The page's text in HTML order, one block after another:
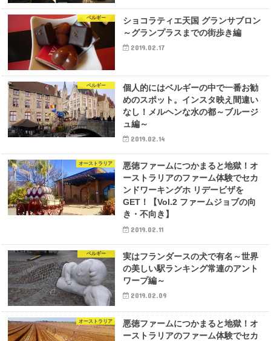
ベルギー
ショコラティエ天国 グランサブロン
～グランプラスまでの街歩き編
2019.02.17
ベルギー
個人的にはベルギーの中で一番お勧
めのスポット。インスタ映え間違い
なし！メルヘンな水の都～ブルージ
ュ編～
2019.02.14
オーストラリア
悪徳ファームにつかまると地獄！オ
ーストラリアのファーム体験でセカ
ンドワーキングホ リデービザを
GET！【Vol.2 ファームジョブの向
き・不向き】
2019.02.11
ベルギー
実はフランダースの犬で有名～世界
の美しい駅ランキング常連のアント
ワープ編～
2019.02.09
オーストラリア
悪徳ファームにつかまると地獄！オ
ーストラリアのファーム体験でセカ